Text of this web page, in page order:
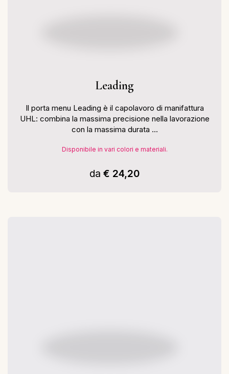
Leading
Il porta menu Leading è il capolavoro di manifattura
UHL: combina la massima precisione nella lavorazione
con la massima durata ...
Disponibile in vari colori e materiali.
da € 24,20